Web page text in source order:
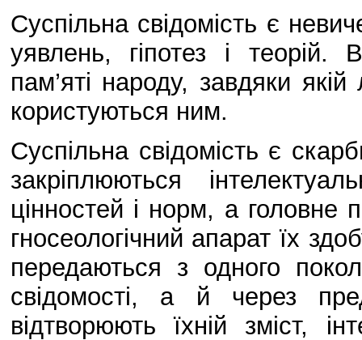
Суспільна свідомість є
уявлень, гіпотез і теорій.
пам’яті народу, завдяки
користуються ним.
Суспільна свідомість є
закріплюються
цінностей і норм, а головне
гносеологічний апарат їх
передаються з одного
свідомості, а й через
відтворюють їхній зміст,